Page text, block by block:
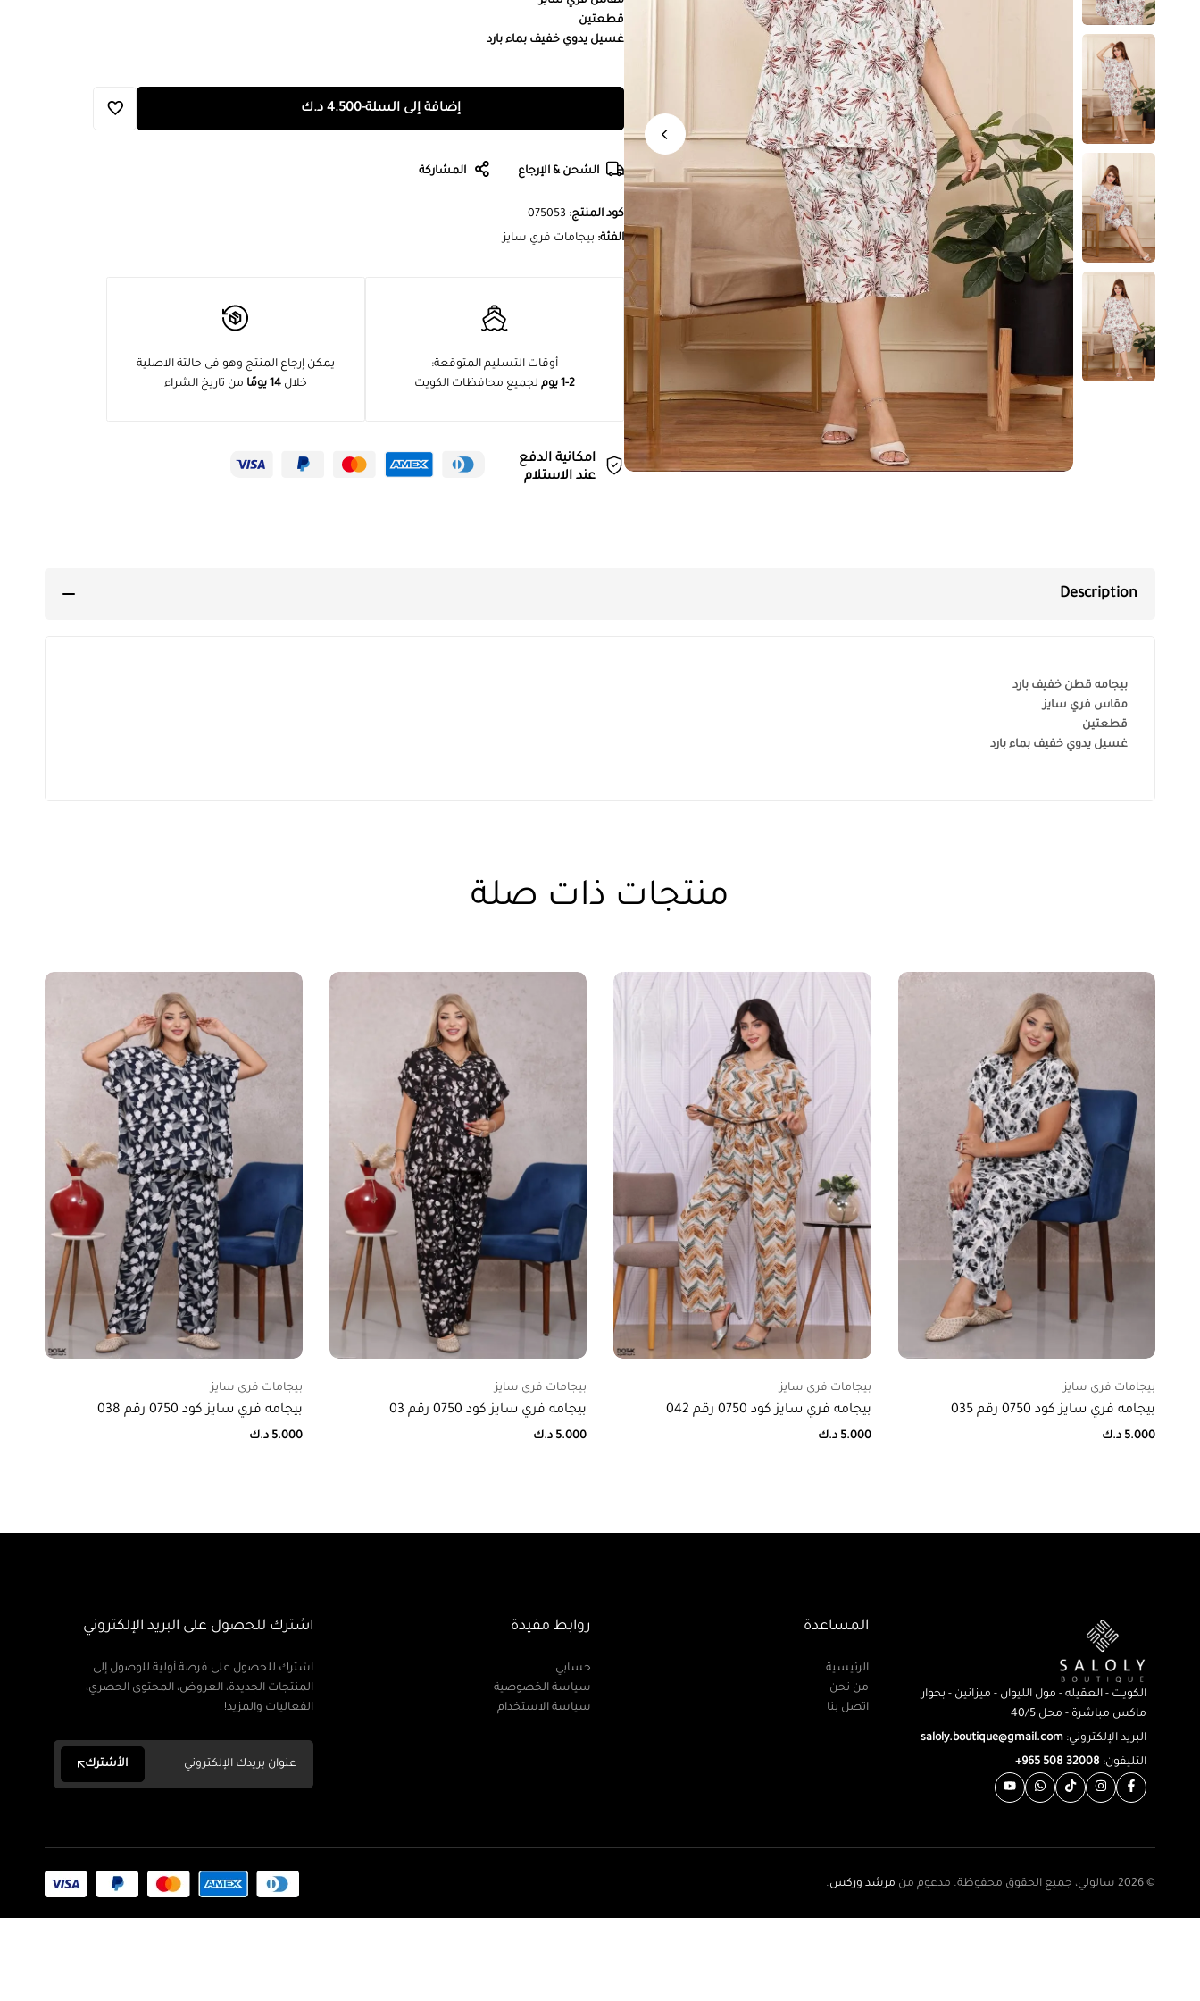
قطعتين
غسيل يدوي خفيف بماء بارد
إضافة إلى السلة-
4.500 د.ك
الشحن & الإرجاع المشاركة
كود المنتج: 075053
الفئة: بيجامات فري سايز
أوقات التسليم المتوقعة:
1-2 يوم
لجميع محافظات الكويت
يمكن إرجاع المنتج وهو فى حالتة الاصلية
خلال 14 يومًا من تاريخ الشراء
امكانية الدفع
عند الاستلام
Description
بيجامه قطن خفيف بارد
مقاس فري سايز
قطعتين
غسيل يدوي خفيف بماء بارد
منتجات ذات صلة
بيجامات فري سايز
بيجامه فري سايز كود 0750 رقم 035
5.000 د.ك
بيجامات فري سايز
بيجامه فري سايز كود 0750 رقم 042
5.000 د.ك
بيجامات فري سايز
بيجامه فري سايز كود 0750 رقم 03
5.000 د.ك
بيجامات فري سايز
بيجامه فري سايز كود 0750 رقم 038
5.000 د.ك
الكويت - العقيله - مول الليوان - ميزانين - بجوار
ماكس مباشرة - محل 40/5
البريد الإلكتروني: saloly.boutique@gmail.com
التليفون: 32008 508 965+
المساعدة
الرئيسية
من نحن
اتصل بنا
روابط مفيدة
حسابي
سياسة الخصوصية
سياسة الاستخدام
اشترك للحصول على البريد الإلكتروني
اشترك للحصول على فرصة أولية للوصول إلى
المنتجات الجديدة، العروض، المحتوى الحصري،
الفعاليات والمزيد!
الأشترك
© 2026 سالولي، جميع الحقوق محفوظة. مدعوم من مرشد وركس.